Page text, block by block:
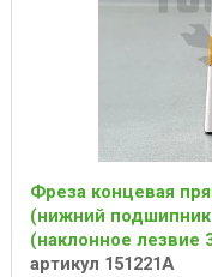
Фреза концевая
(нижний подшипник
(наклонное лезвие
артикул 151221A